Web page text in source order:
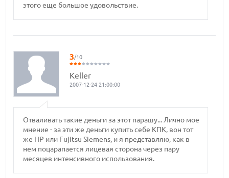
этого еще большое удовольствие.
3/10
Keller
2007-12-24 21:00:00
Отваливать такие деньги за этот парашу... Лично мое
мнение - за эти же деньги купить себе КПК, вон тот
же HP или Fujitsu Siemens, и я представляю, как в
нем поцарапается лицевая сторона через пару
месяцев интенсивного использования.